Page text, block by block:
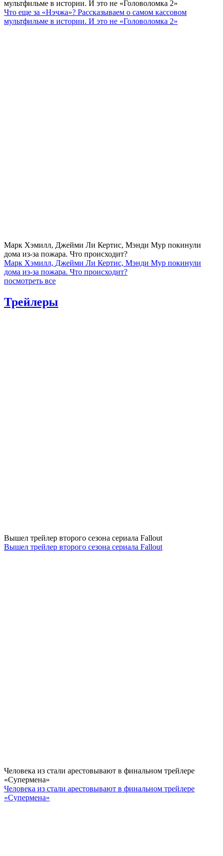
мультфильме в истории. И это не «Головоломка 2»
Что еще за «Нэчжа»? Рассказываем о самом кассовом
мультфильме в истории. И это не «Головоломка 2»
Марк Хэмилл, Джейми Ли Кертис, Мэнди Мур покинули
дома из-за пожара. Что происходит?
Марк Хэмилл, Джейми Ли Кертис, Мэнди Мур покинули
дома из-за пожара. Что происходит?
посмотреть все
Трейлеры
Вышел трейлер второго сезона сериала Fallout
Вышел трейлер второго сезона сериала Fallout
Человека из стали арестовывают в финальном трейлере
«Супермена»
Человека из стали арестовывают в финальном трейлере
«Супермена»